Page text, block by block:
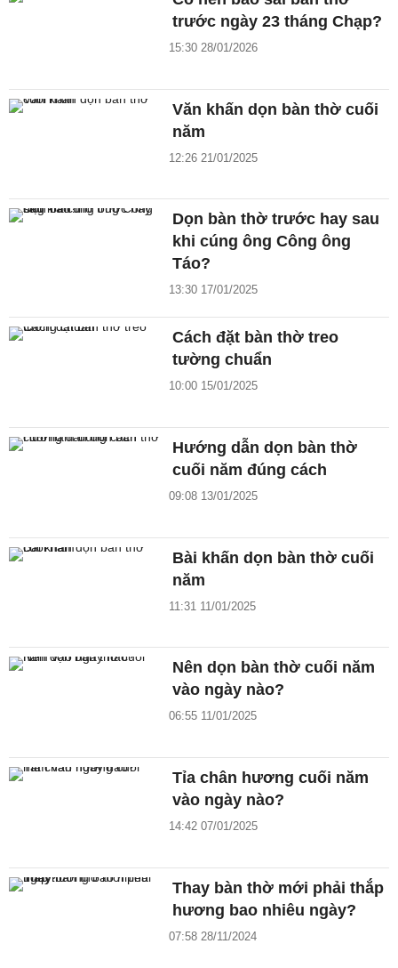
trước ngày 23 tháng Chạp?
15:30 28/01/2026
Văn khấn dọn bàn thờ cuối
năm
12:26 21/01/2025
Dọn bàn thờ trước hay sau
khi cúng ông Công ông
Táo?
13:30 17/01/2025
Cách đặt bàn thờ treo
tường chuẩn
10:00 15/01/2025
Hướng dẫn dọn bàn thờ
cuối năm đúng cách
09:08 13/01/2025
Bài khấn dọn bàn thờ cuối
năm
11:31 11/01/2025
Nên dọn bàn thờ cuối năm
vào ngày nào?
06:55 11/01/2025
Tỉa chân hương cuối năm
vào ngày nào?
14:42 07/01/2025
Thay bàn thờ mới phải thắp
hương bao nhiêu ngày?
07:58 28/11/2024